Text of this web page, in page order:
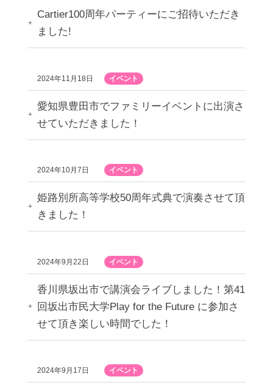
Cartier100周年パーティーにご招待いただき
ました!
2024年11月18日 イベント
愛知県豊田市でファミリーイベントに出演さ
せていただきました！
2024年10月7日 イベント
姫路別所高等学校50周年式典で演奏させて頂
きました！
2024年9月22日 イベント
香川県坂出市で講演会ライブしました！第41
回坂出市民大学Play for the Future に参加さ
せて頂き楽しい時間でした！
2024年9月17日 イベント